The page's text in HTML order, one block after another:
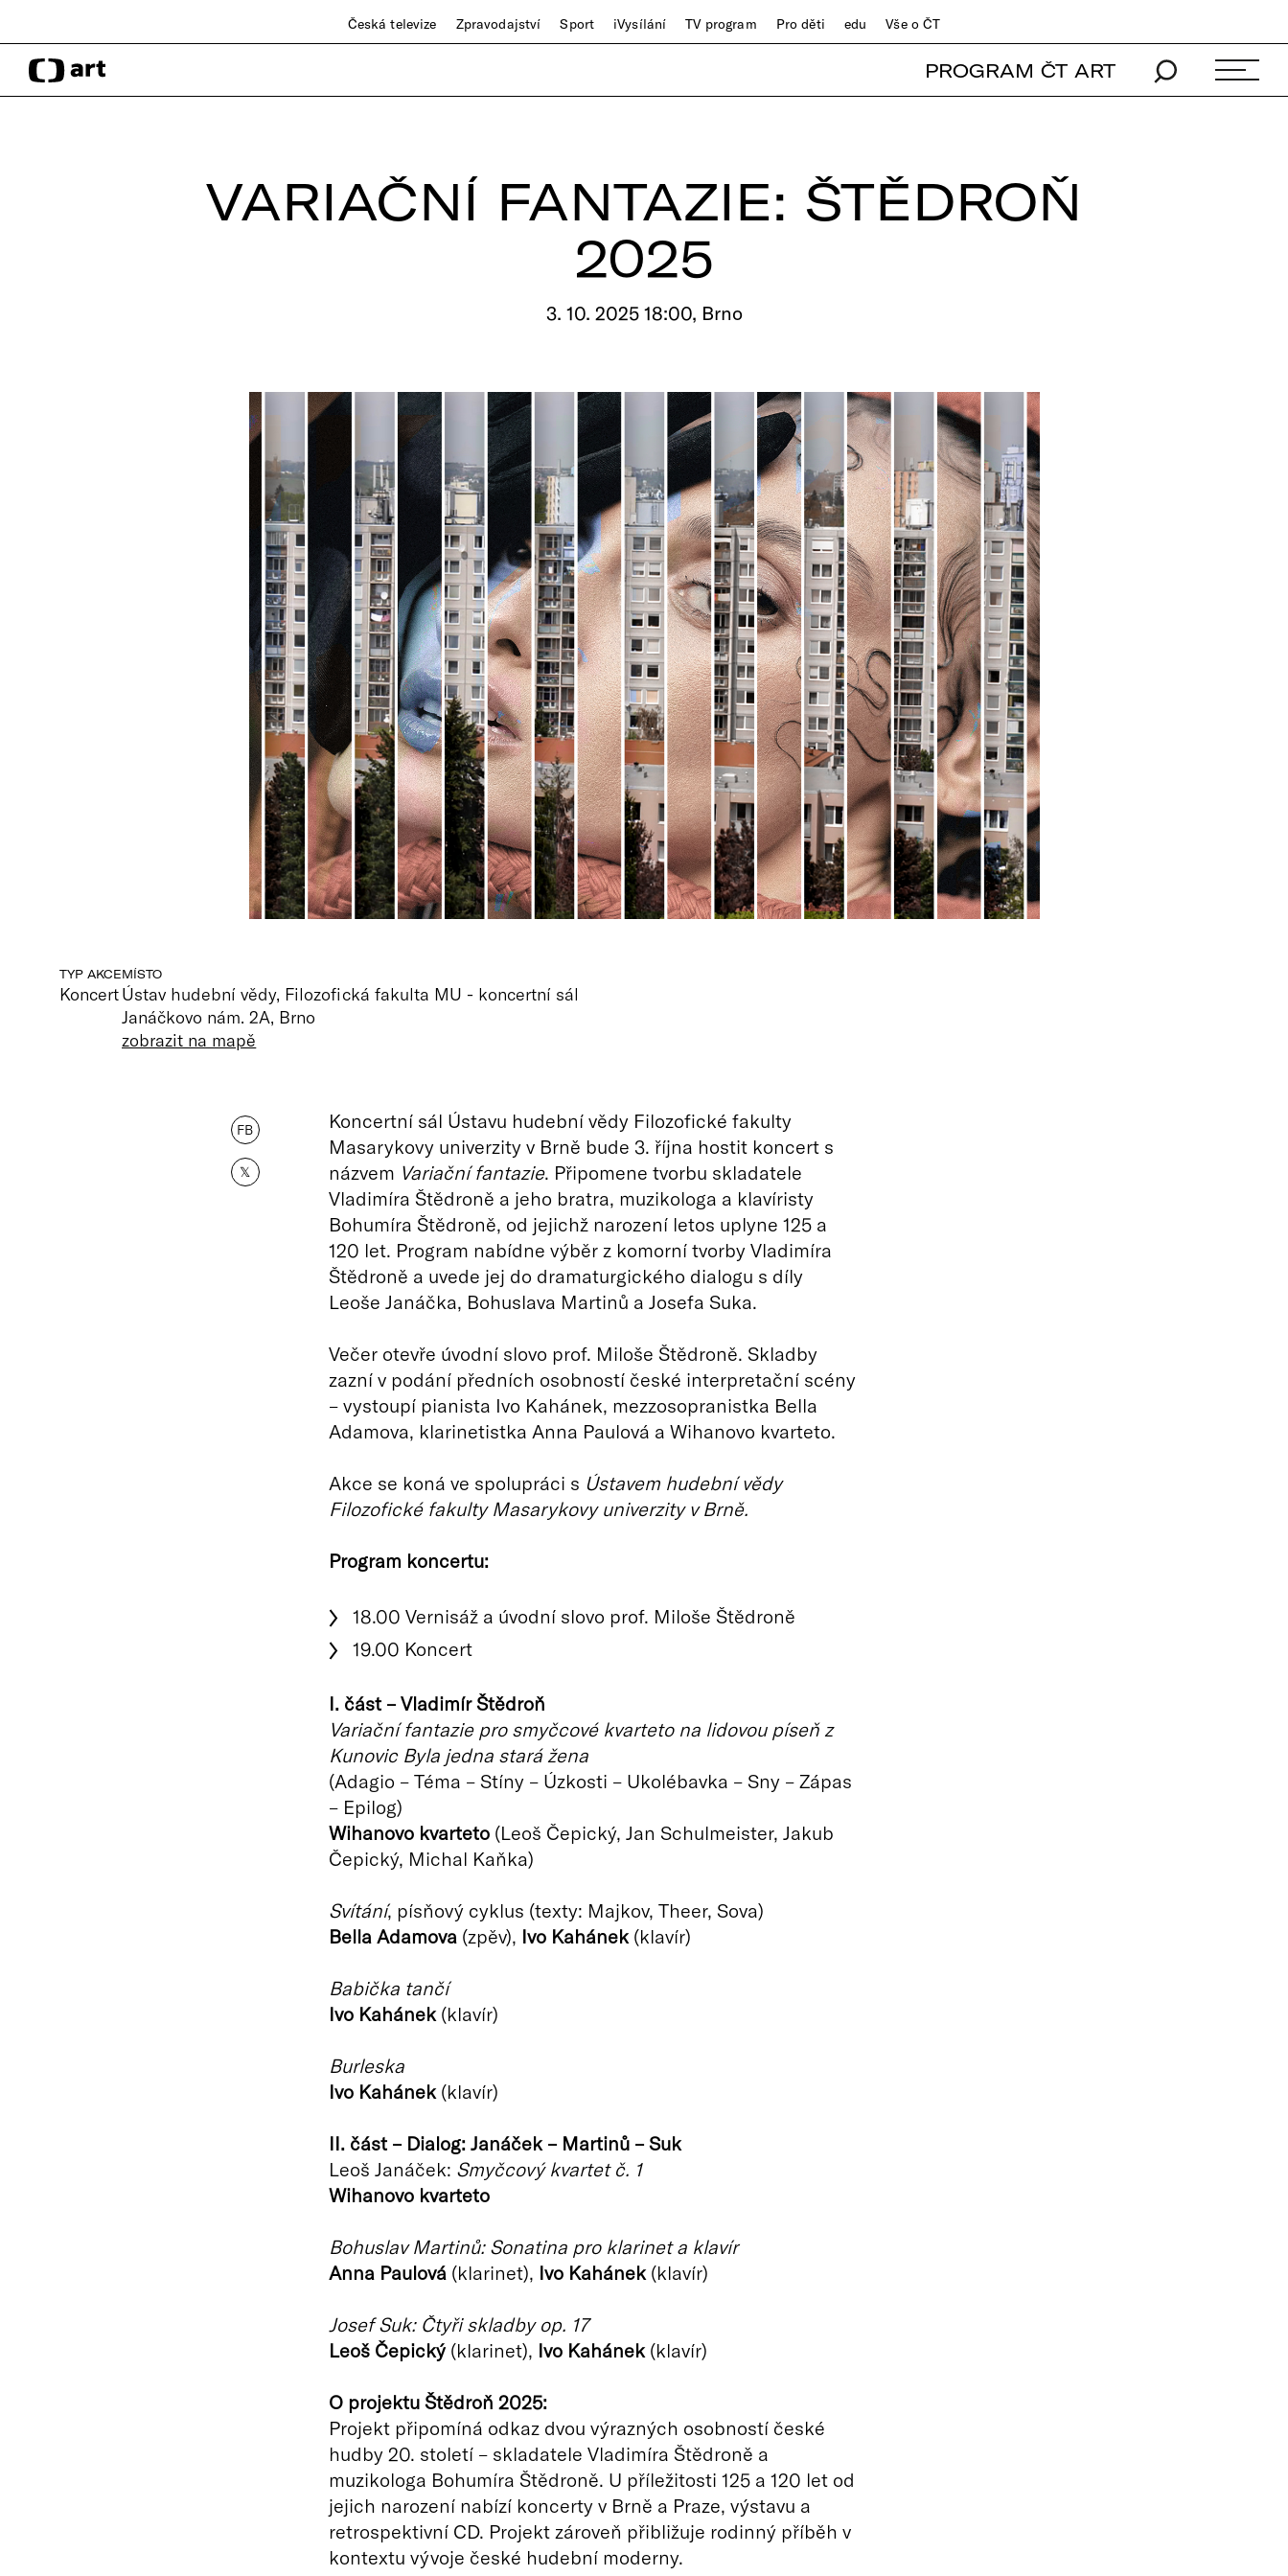
Česká televize Zpravodajství Sport iVysílání TV program Pro děti edu Vše o ČT
PROGRAM ČT ART
VARIAČNÍ FANTAZIE: ŠTĚDROŇ
2025
3. 10. 2025 18:00, Brno
TYP AKCE
Koncert
MÍSTO
Ústav hudební vědy, Filozofická fakulta MU - koncertní sál
Janáčkovo nám. 2A, Brno
zobrazit na mapě
FB
𝕏
Koncertní sál Ústavu hudební vědy Filozofické fakulty
Masarykovy univerzity v Brně bude 3. října hostit koncert s
názvem Variační fantazie. Připomene tvorbu skladatele
Vladimíra Štědroně a jeho bratra, muzikologa a klavíristy
Bohumíra Štědroně, od jejichž narození letos uplyne 125 a
120 let. Program nabídne výběr z komorní tvorby Vladimíra
Štědroně a uvede jej do dramaturgického dialogu s díly
Leoše Janáčka, Bohuslava Martinů a Josefa Suka.
Večer otevře úvodní slovo prof. Miloše Štědroně. Skladby
zazní v podání předních osobností české interpretační scény
– vystoupí pianista Ivo Kahánek, mezzosopranistka Bella
Adamova, klarinetistka Anna Paulová a Wihanovo kvarteto.
Akce se koná ve spolupráci s Ústavem hudební vědy
Filozofické fakulty Masarykovy univerzity v Brně.
Program koncertu:
18.00 Vernisáž a úvodní slovo prof. Miloše Štědroně
19.00 Koncert
I. část – Vladimír Štědroň
Variační fantazie pro smyčcové kvarteto na lidovou píseň z
Kunovic Byla jedna stará žena
(Adagio – Téma – Stíny – Úzkosti – Ukolébavka – Sny – Zápas
– Epilog)
Wihanovo kvarteto(Leoš Čepický, Jan Schulmeister, Jakub
Čepický, Michal Kaňka)
Svítání, písňový cyklus (texty: Majkov, Theer, Sova)
Bella Adamova (zpěv), Ivo Kahánek(klavír)
Babička tančí
Ivo Kahánek(klavír)
Burleska
Ivo Kahánek(klavír)
II. část – Dialog: Janáček – Martinů – Suk
Leoš Janáček: Smyčcový kvartet č. 1
Wihanovo kvarteto
Bohuslav Martinů: Sonatina pro klarinet a klavír
Anna Paulová (klarinet), Ivo Kahánek(klavír)
Josef Suk: Čtyři skladby op. 17
Leoš Čepický(klarinet), Ivo Kahánek(klavír)
O projektu Štědroň 2025:
Projekt připomíná odkaz dvou výrazných osobností české
hudby 20. století – skladatele Vladimíra Štědroně a
muzikologa Bohumíra Štědroně. U příležitosti 125 a 120 let od
jejich narození nabízí koncerty v Brně a Praze, výstavu a
retrospektivní CD. Projekt zároveň přibližuje rodinný příběh v
kontextu vývoje české hudební moderny.